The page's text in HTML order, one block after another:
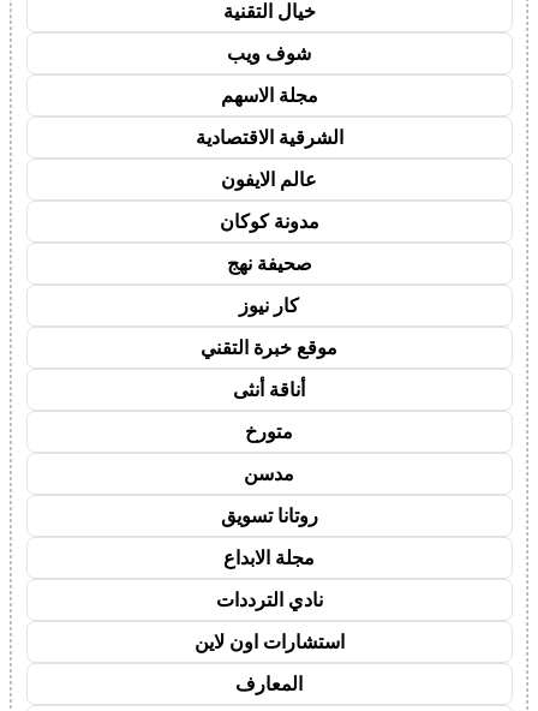
خيال التقنية
شوف ويب
مجلة الاسهم
الشرقية الاقتصادية
عالم الايفون
مدونة كوكان
صحيفة نهج
كار نيوز
موقع خبرة التقني
أناقة أنثى
متورخ
مدسن
روتانا تسويق
مجلة الابداع
نادي الترددات
استشارات اون لاين
المعارف